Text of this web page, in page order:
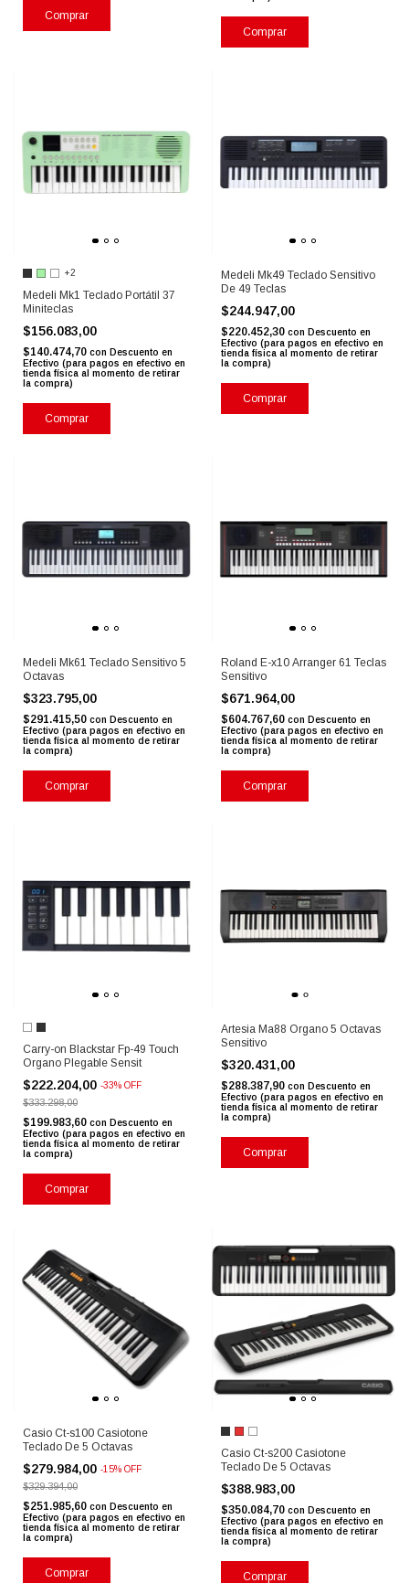
Comprar
Comprar
+2
Medeli Mk1 Teclado Portátil 37
Miniteclas
$156.083,00
$140.474,70 con Descuento en
Efectivo (para pagos en efectivo en
tienda física al momento de retirar
la compra)
Comprar
Medeli Mk49 Teclado Sensitivo
De 49 Teclas
$244.947,00
$220.452,30 con Descuento en
Efectivo (para pagos en efectivo en
tienda física al momento de retirar
la compra)
Comprar
Medeli Mk61 Teclado Sensitivo 5
Octavas
$323.795,00
$291.415,50 con Descuento en
Efectivo (para pagos en efectivo en
tienda física al momento de retirar
la compra)
Comprar
Roland E-x10 Arranger 61 Teclas
Sensitivo
$671.964,00
$604.767,60 con Descuento en
Efectivo (para pagos en efectivo en
tienda física al momento de retirar
la compra)
Comprar
Carry-on Blackstar Fp-49 Touch
Organo Plegable Sensit
$222.204,00 -33% OFF
$333.298,00
$199.983,60 con Descuento en
Efectivo (para pagos en efectivo en
tienda física al momento de retirar
la compra)
Comprar
Artesia Ma88 Organo 5 Octavas
Sensitivo
$320.431,00
$288.387,90 con Descuento en
Efectivo (para pagos en efectivo en
tienda física al momento de retirar
la compra)
Comprar
Casio Ct-s100 Casiotone
Teclado De 5 Octavas
$279.984,00 -15% OFF
$329.394,00
$251.985,60 con Descuento en
Efectivo (para pagos en efectivo en
tienda física al momento de retirar
la compra)
Comprar
Casio Ct-s200 Casiotone
Teclado De 5 Octavas
$388.983,00
$350.084,70 con Descuento en
Efectivo (para pagos en efectivo en
tienda física al momento de retirar
la compra)
Comprar